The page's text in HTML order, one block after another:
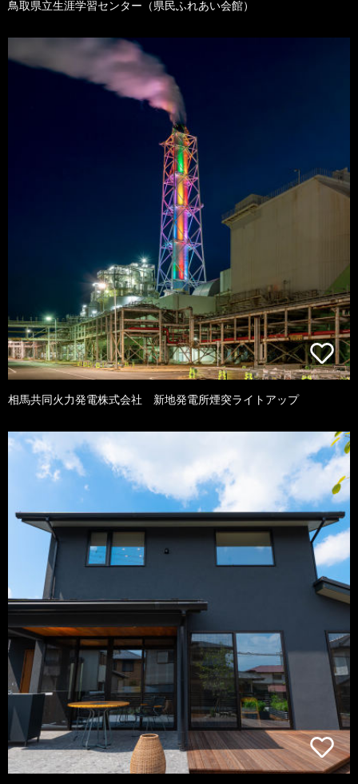
鳥取県立生涯学習センター（県民ふれあい会館）
相馬共同火力発電株式会社 新地発電所煙突ライトアップ